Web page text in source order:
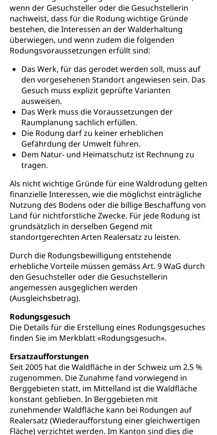
wenn der Gesuchsteller oder die Gesuchstellerin
nachweist, dass für die Rodung wichtige Gründe
bestehen, die Interessen an der Walderhaltung
überwiegen, und wenn zudem die folgenden
Rodungsvoraussetzungen erfüllt sind:
Das Werk, für das gerodet werden soll, muss auf
den vorgesehenen Standort angewiesen sein. Das
Gesuch muss explizit geprüfte Varianten
ausweisen.
Das Werk muss die Voraussetzungen der
Raumplanung sachlich erfüllen.
Die Rodung darf zu keiner erheblichen
Gefährdung der Umwelt führen.
Dem Natur- und Heimatschutz ist Rechnung zu
tragen.
Als nicht wichtige Gründe für eine Waldrodung gelten
finanzielle Interessen, wie die möglichst einträgliche
Nutzung des Bodens oder die billige Beschaffung von
Land für nichtforstliche Zwecke. Für jede Rodung ist
grundsätzlich in derselben Gegend mit
standortgerechten Arten Realersatz zu leisten.
Durch die Rodungsbewilligung entstehende
erhebliche Vorteile müssen gemäss Art. 9 WaG durch
den Gesuchsteller oder die Gesuchstellerin
angemessen ausgeglichen werden
(Ausgleichsbetrag).
Rodungsgesuch
Die Details für die Erstellung eines Rodungsgesuches
finden Sie im Merkblatt «Rodungsgesuch».
Ersatzaufforstungen
Seit 2005 hat die Waldfläche in der Schweiz um 2.5 %
zugenommen. Die Zunahme fand vorwiegend in
Berggebieten statt, im Mittelland ist die Waldfläche
konstant geblieben. In Berggebieten mit
zunehmender Waldfläche kann bei Rodungen auf
Realersatz (Wiederaufforstung einer gleichwertigen
Fläche) verzichtet werden. Im Kanton sind dies die
Gesundheitsmittelschule
Informatikmittelschule
Wirtschaftsmittelschule
Sekundarschule
Schulpflicht
Kindergarten & Basisstufe
Förderangebote
Sonderschulung
Musikschulen
Früherziehung
Schuldienste
Betreuungsangebote
Heilpädagogische Schulen
Freiwilliger Schulsport
Stipendien Universität Luzern unilu
Finanzielle Unterstützung für Ausbildung
Pflege HF oder Studium Pflege FH
Fachstelle Stipendien (beruf.lu.ch)
Studienbeiträge Höhere Berufsbildung
Finanzielle Unterstützung Pädagogische
Hochschule PHLU
Stipendien Hochschule Luzern hslu
Universität
Technische Hochschule, Studium,
Hochschulstudium, Universitätsstudium,
universitäre Ausbildung, akademische Ausbildung,
Hochschulbildung, Hochschule, universitäre
Weiterbildung, Forschung, Entwicklung,
Dienstleistungen, Hochschule Luzern,
Fachhochschule Zentralschweiz, HSLU,
Pädagogische Hochschule Luzern, PH Luzern, UniLU,
swissuniversities (Dachorganisation der Schweizer
Hochschulen)
swissuniversities
Universität Luzern
Vorschule
Kindergarten, Kinderkrippe, Krippe, Kinderhort,
Kindertagesstätte, Spielgruppe, Tagesmutter,
Kinderbetreuung
Freiwilliges Kindergarten Jahr
Frühe Sprachförderung
Kindergarten & Basisstufe
Frühe Förderung
Gesundheit und Soziales
Konsumentenschutz
Konsumentenrechte, Produktsicherheit,
Preisüberwachung, Preisüberwacher,
Konsumentenorganisation, parallele Einfuhr,
regionale Erschöpfung, nationale Erschöpfung,
internationale Erschöpfung, Preisabsprache, Kartell,
Cassis-deDijon-Prinzip
Lebensmittelkontrolle und
Verbraucherschutz
Krankenversicherung
Unfallversicherung, Berufsunfallversicherung,
Krankenkasse
Krankenversicherung (WAS Luzern)
Prämienverbilligung (WAS Luzern)
Obligatorische Krankenversicherung (WAS
Luzern)
Lebensmittelsicherheit
sichere Lebensmittel, Lebensmittelkontrolle,
Lebensmittelhygiene, Produktesicherheit
Trinkwasser
Prävention